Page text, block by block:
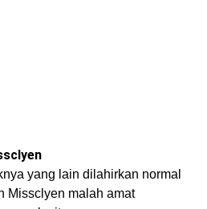
yang lain dilahirkan normal
Missclyen malah amat